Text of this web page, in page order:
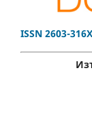
ISSN 2603-316X